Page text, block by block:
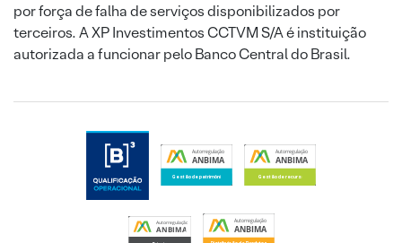
por força de falha de serviços disponibilizados por
terceiros. A XP Investimentos CCTVM S/A é instituição
autorizada a funcionar pelo Banco Central do Brasil.